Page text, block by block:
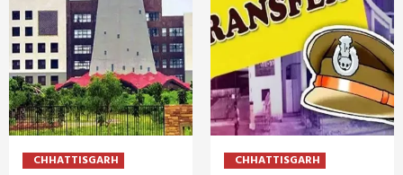
CHHATTISGARH
CHHATTISGARH